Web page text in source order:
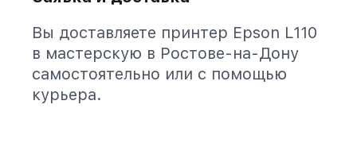
Вы доставляете принтер Epson L110
в мастерскую в Ростове-на-Дону
самостоятельно или с помощью
курьера.